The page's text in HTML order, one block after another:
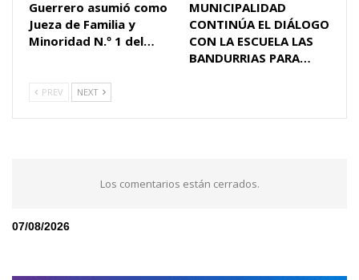
Guerrero asumió como
Jueza de Familia y
Minoridad N.º 1 del…
MUNICIPALIDAD
CONTINÚA EL DIÁLOGO
CON LA ESCUELA LAS
BANDURRIAS PARA…
PREV NEXT
Los comentarios están cerrados.
07/08/2026